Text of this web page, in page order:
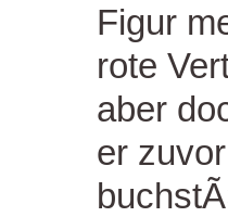
Figur
rote
aber
er